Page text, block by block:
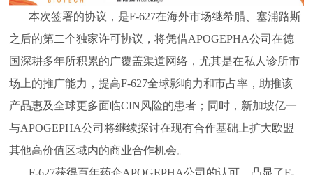
本次签署的协议，是F-627在海外市场继希腊、塞浦路斯
之后的第二个独家许可协议，将凭借APOGEPHA公司在德
国深耕多年所积累的广覆盖渠道网络，尤其是在私人诊所市
场上的推广能力，提高F-627全球影响力和市占率，助推该
产品惠及全球更多面临CIN风险的患者；同时，新加坡亿一
与APOGEPHA公司将继续探讨在现有合作基础上扩大欧盟
其他高价值区域内的商业合作机会。
F-627获得百年药企APOGEPHA公司的认可，凸显了F-